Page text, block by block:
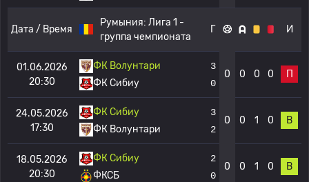
Дата / Время
Румыния: Лига 1 -
группа чемпионата
Г И
01.06.2026
20:30
ФК Волунтари
ФК Сибиу
3
0
0 0 0 0 П
24.05.2026
17:30
ФК Сибиу
ФК Волунтари
3
2
0 0 1 0 В
18.05.2026
20:30
ФК Сибиу
ФКСБ
2
0
0 0 1 0 В